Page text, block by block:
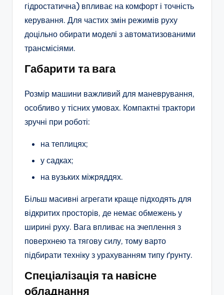
гідростатична) впливає на комфорт і точність
керування. Для частих змін режимів руху
доцільно обирати моделі з автоматизованими
трансмісіями.
Габарити та вага
Розмір машини важливий для маневрування,
особливо у тісних умовах. Компактні трактори
зручні при роботі:
на теплицях;
у садках;
на вузьких міжряддях.
Більш масивні агрегати краще підходять для
відкритих просторів, де немає обмежень у
ширині руху. Вага впливає на зчеплення з
поверхнею та тягову силу, тому варто
підбирати техніку з урахуванням типу ґрунту.
Спеціалізація та навісне
обладнання